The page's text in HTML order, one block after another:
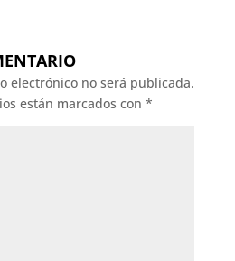
electrónico no será publicada.
están marcados con *